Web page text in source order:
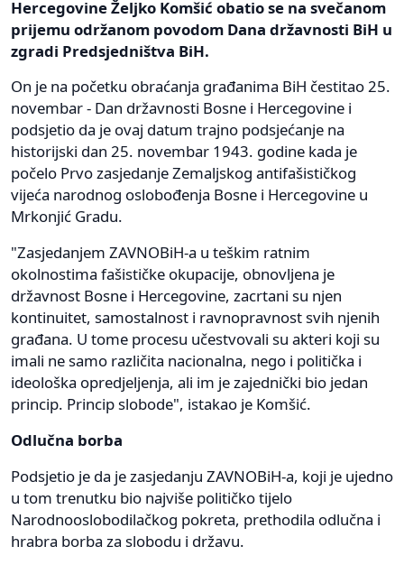
Hercegovine Željko Komšić obatio se na svečanom
prijemu održanom povodom Dana državnosti BiH u
zgradi Predsjedništva BiH.
On je na početku obraćanja građanima BiH čestitao 25.
novembar - Dan državnosti Bosne i Hercegovine i
podsjetio da je ovaj datum trajno podsjećanje na
historijski dan 25. novembar 1943. godine kada je
počelo Prvo zasjedanje Zemaljskog antifašističkog
vijeća narodnog oslobođenja Bosne i Hercegovine u
Mrkonjić Gradu.
"Zasjedanjem ZAVNOBiH-a u teškim ratnim
okolnostima fašističke okupacije, obnovljena je
državnost Bosne i Hercegovine, zacrtani su njen
kontinuitet, samostalnost i ravnopravnost svih njenih
građana. U tome procesu učestvovali su akteri koji su
imali ne samo različita nacionalna, nego i politička i
ideološka opredjeljenja, ali im je zajednički bio jedan
princip. Princip slobode", istakao je Komšić.
Odlučna borba
Podsjetio je da je zasjedanju ZAVNOBiH-a, koji je ujedno
u tom trenutku bio najviše političko tijelo
Narodnooslobodilačkog pokreta, prethodila odlučna i
hrabra borba za slobodu i državu.